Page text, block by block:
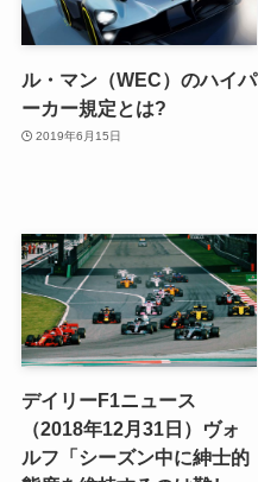
ル・マン（WEC）のハイパ
ーカー規定とは?
2019年6月15日
デイリーF1ニュース
（2018年12月31日）ヴォ
ルフ「シーズン中に紳士的